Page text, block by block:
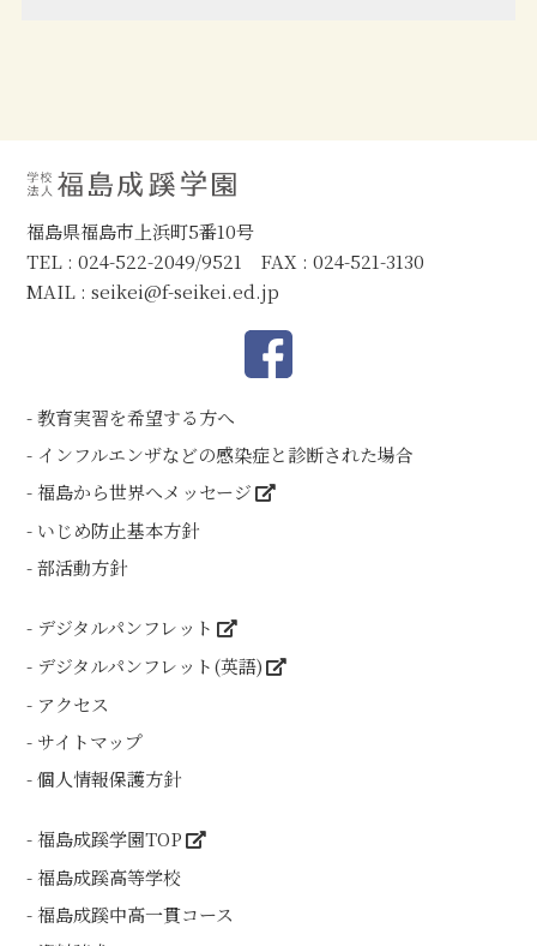
福島県福島市上浜町5番10号
TEL : 024-522-2049/9521 FAX : 024-521-3130
MAIL :seikei@f-seikei.ed.jp
教育実習を希望する方へ
インフルエンザなどの感染症と診断された場合
福島から世界へメッセージ
いじめ防止基本方針
部活動方針
デジタルパンフレット
デジタルパンフレット(英語)
アクセス
サイトマップ
個人情報保護方針
福島成蹊学園TOP
福島成蹊高等学校
福島成蹊中高一貫コース